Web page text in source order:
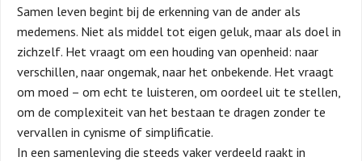
Samen leven begint bij de erkenning van de ander als
medemens. Niet als middel tot eigen geluk, maar als doel in
zichzelf. Het vraagt om een houding van openheid: naar
verschillen, naar ongemak, naar het onbekende. Het vraagt
om moed – om echt te luisteren, om oordeel uit te stellen,
om de complexiteit van het bestaan te dragen zonder te
vervallen in cynisme of simplificatie.
In een samenleving die steeds vaker verdeeld raakt in